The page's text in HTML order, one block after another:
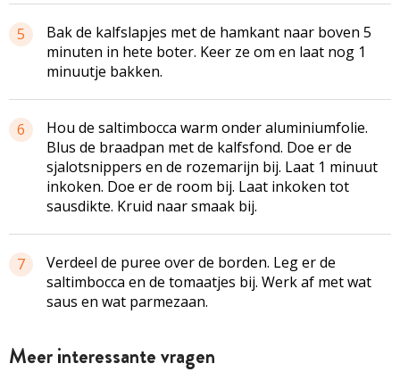
5
Bak de kalfslapjes met de hamkant naar boven 5
minuten in hete boter. Keer ze om en laat nog 1
minuutje bakken.
6
Hou de saltimbocca warm onder aluminiumfolie.
Blus de braadpan met de kalfsfond. Doe er de
sjalotsnippers en de rozemarijn bij. Laat 1 minuut
inkoken. Doe er de room bij. Laat inkoken tot
sausdikte. Kruid naar smaak bij.
7
Verdeel de puree over de borden. Leg er de
saltimbocca en de tomaatjes bij. Werk af met wat
saus en wat parmezaan.
Meer interessante vragen